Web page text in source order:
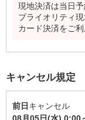
現地決済は当日予
プライオリティ
カード決済をご
キャンセル規定
前日 キャンセル